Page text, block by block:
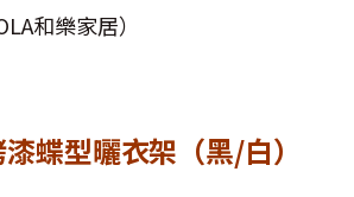
和樂家居）
蝶型曬衣架（黑/白）